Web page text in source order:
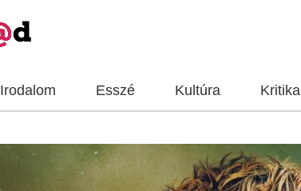
Irodalom Esszé Kultúra Kritika